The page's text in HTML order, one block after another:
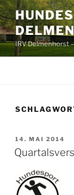
Zum
Inhalt
springen
IRV Delmenhorst
AM
14. MAI 2014